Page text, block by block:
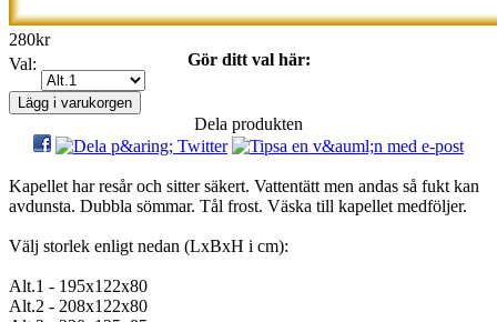
280kr
Gör ditt val här:
Val:
Dela produkten
Kapellet har resår och sitter säkert. Vattentätt men andas så fukt kan
avdunsta. Dubbla sömmar. Tål frost. Väska till kapellet medföljer.
Välj storlek enligt nedan (LxBxH i cm):
Alt.1 - 195x122x80
Alt.2 - 208x122x80